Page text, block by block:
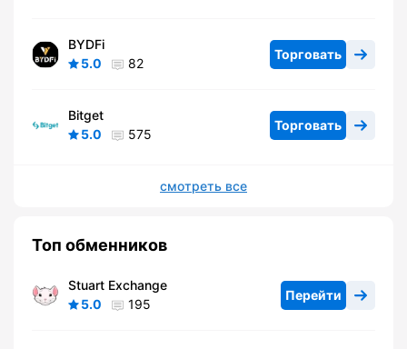
BYDFi
5.0
82
Торговать
Bitget
5.0
575
Торговать
смотреть все
Топ обменников
Stuart Exchange
5.0
195
Перейти